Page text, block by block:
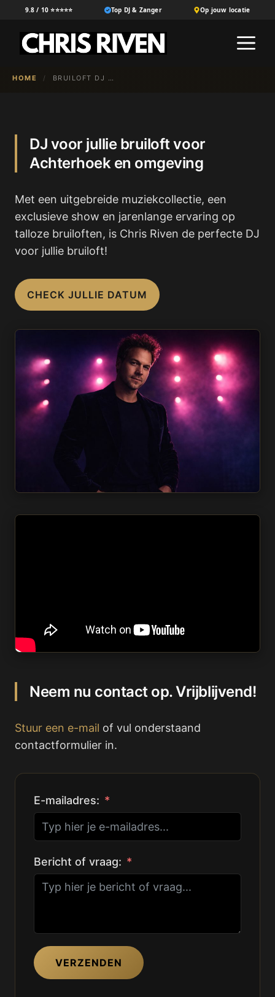
9.8 / 10 ⭐⭐⭐⭐⭐ Top DJ & Zanger Op jouw locatie
HOME / BRUILOFT DJ BOEKEN IN ACHTERHOEK
DJ voor jullie bruiloft voor
Achterhoek en omgeving
Met een uitgebreide muziekcollectie, een
exclusieve show en jarenlange ervaring op
talloze bruiloften, is Chris Riven de perfecte DJ
voor jullie bruiloft!
CHECK JULLIE DATUM
Neem nu contact op. Vrijblijvend!
Stuur een e-mail of vul onderstaand
contactformulier in.
E-mailadres:
Bericht of vraag:
VERZENDEN